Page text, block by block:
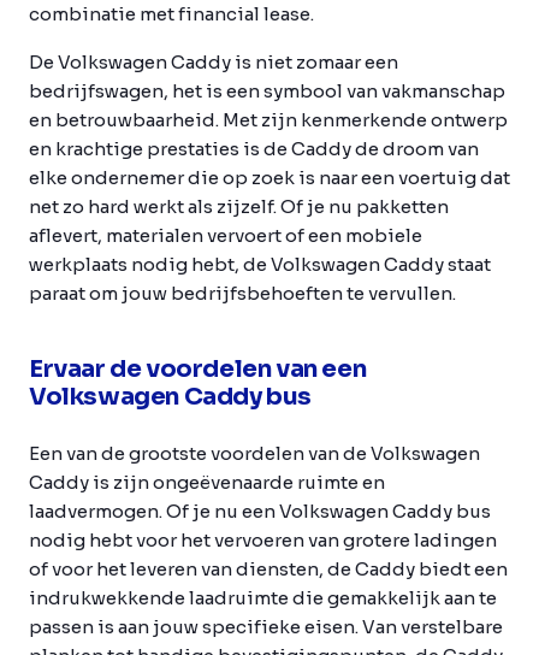
combinatie met financial lease.
De Volkswagen Caddy is niet zomaar een
bedrijfswagen, het is een symbool van vakmanschap
en betrouwbaarheid. Met zijn kenmerkende ontwerp
en krachtige prestaties is de Caddy de droom van
elke ondernemer die op zoek is naar een voertuig dat
net zo hard werkt als zijzelf. Of je nu pakketten
aflevert, materialen vervoert of een mobiele
werkplaats nodig hebt, de Volkswagen Caddy staat
paraat om jouw bedrijfsbehoeften te vervullen.
Ervaar de voordelen van een
Volkswagen Caddy bus
Een van de grootste voordelen van de Volkswagen
Caddy is zijn ongeëvenaarde ruimte en
laadvermogen. Of je nu een Volkswagen Caddy bus
nodig hebt voor het vervoeren van grotere ladingen
of voor het leveren van diensten, de Caddy biedt een
indrukwekkende laadruimte die gemakkelijk aan te
passen is aan jouw specifieke eisen. Van verstelbare